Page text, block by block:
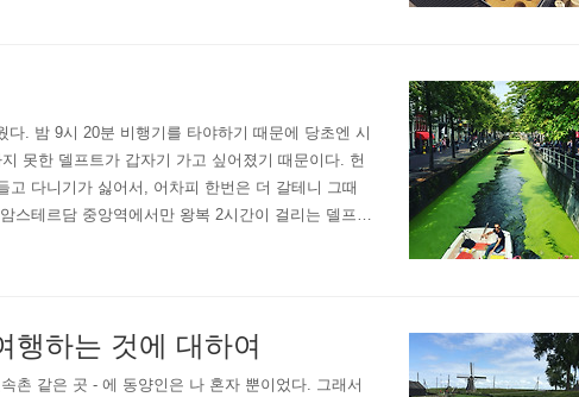
. 밤 9시 20분 비행기를 타야하기 때문에 당초엔 시
못한 델프트가 갑자기 가고 싶어졌기 때문이다. 헌
다니기가 싫어서, 어차피 한번은 더 갈테니 그때
스테르담 중앙역에서만 왕복 2시간이 걸리는 델프트
프트는 네덜란드 여행을 하게 된다면 막연하게 ..
행하는 것에 대하여
촌 같은 곳 - 에 동양인은 나 혼자 뿐이었다. 그래서